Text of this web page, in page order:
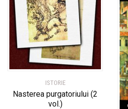
ISTORIE
Nasterea purgatoriului (2
vol.)